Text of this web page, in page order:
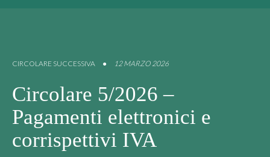
CIRCOLARE SUCCESSIVA ● 12 MARZO 2026
Circolare 5/2026 –
Pagamenti elettronici e
corrispettivi IVA